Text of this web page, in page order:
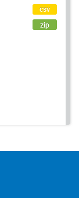
csv
zip